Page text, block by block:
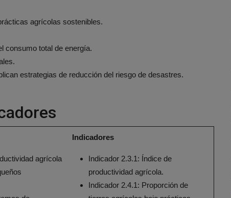
agrícolas sostenibles.
consumo total de energía.
estrategias de reducción del riesgo de desastres.
Indicadores
agrícola
Indicador 2.3.1: Índice de
productividad agrícola.
Indicador 2.4.1: Proporción de